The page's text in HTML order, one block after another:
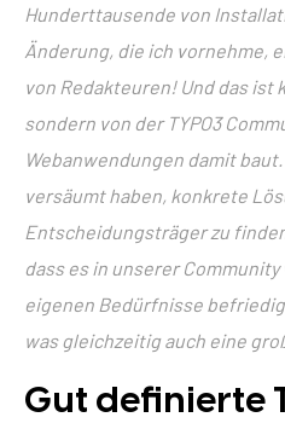
Hunderttausende von
Änderung, die ich vornehme,
von Redakteuren! Und das ist
sondern von der TYPO3
Webanwendungen damit
versäumt haben, konkrete
Entscheidungsträger zu
dass es in unserer
eigenen Bedürfnisse
was gleichzeitig auch eine
Gut definierte